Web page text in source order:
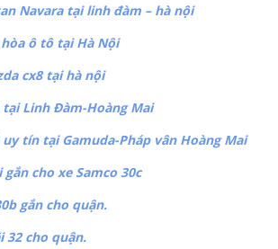
Navara tại linh đàm – hà nội
ô tô tại Hà Nội
cx8 tại hà nội
Linh Đàm-Hoàng Mai
tín tại Gamuda-Pháp vân Hoàng Mai
cho xe Samco 30c
gắn cho quận.
32 cho quận.